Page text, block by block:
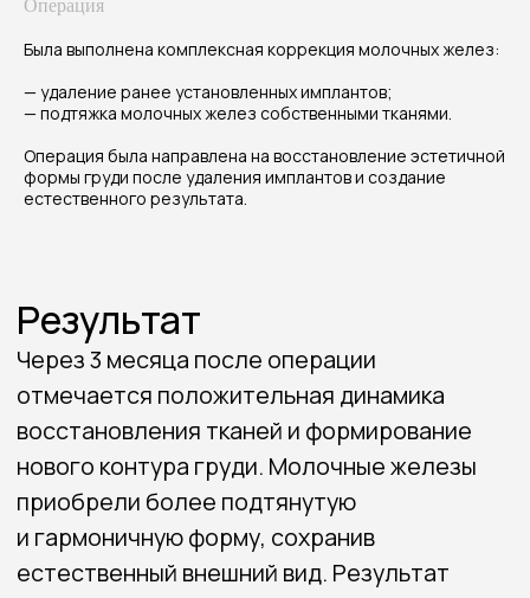
Операция
Была выполнена комплексная коррекция молочных желез:
— удаление ранее установленных имплантов;
— подтяжка молочных желез собственными тканями.
Операция была направлена на восстановление эстетичной
формы груди после удаления имплантов и создание
естественного результата.
и отмечает комфорт и уверенность в своем
Стоимость процедуры
Связаться со мной
konstantinpopov92@mail.ru
8 (983) 304-33-04